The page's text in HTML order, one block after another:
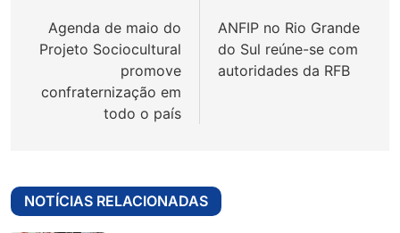
Post
Agenda de maio do
Projeto Sociocultural
promove
confraternização em
todo o país
ANFIP no Rio Grande
do Sul reúne-se com
autoridades da RFB
NOTÍCIAS RELACIONADAS